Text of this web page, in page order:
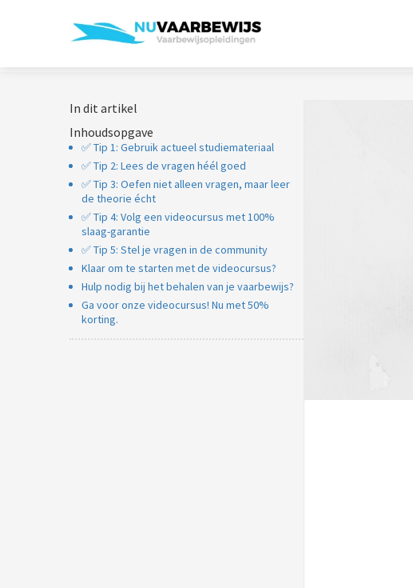
In dit artikel
Inhoudsopgave
✅ Tip 1: Gebruik actueel studiemateriaal
✅ Tip 2: Lees de vragen héél goed
✅ Tip 3: Oefen niet alleen vragen, maar leer
de theorie écht
✅ Tip 4: Volg een videocursus met 100%
slaag-garantie
✅ Tip 5: Stel je vragen in de community
Klaar om te starten met de videocursus?
Hulp nodig bij het behalen van je vaarbewijs?
Ga voor onze videocursus! Nu met 50%
korting.